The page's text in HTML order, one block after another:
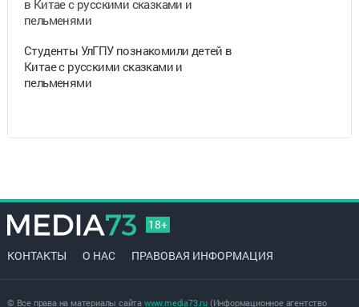
Студенты УлГПУ познакомили детей в
Китае с русскими сказками и
пельменями
18+
КОНТАКТЫ О НАС ПРАВОВАЯ ИНФОРМАЦИЯ
© Все права на материалы сайта www.media73.ru(Информационное агентство